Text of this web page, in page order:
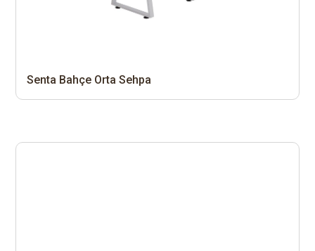
Senta Bahçe Orta Sehpa